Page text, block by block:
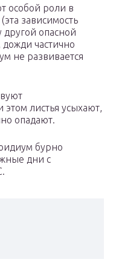
особой роли в
зависимость
другой опасной
частично
не развивается
листья усыхают,
опадают.
бурно
дни с